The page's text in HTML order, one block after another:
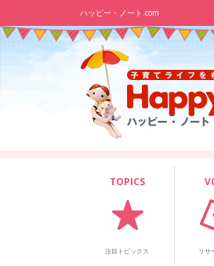
ハッピー・ノート.com
TOPICS
注目トピックス リサ